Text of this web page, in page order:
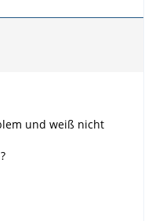
und weiß nicht